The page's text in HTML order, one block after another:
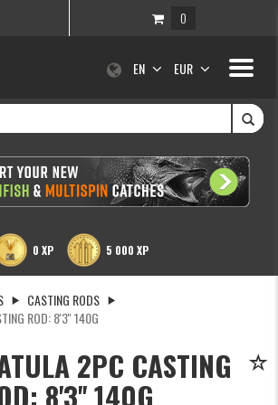
0
Toggle
EN EUR
0 XP 5 000 XP
CASTING RODS
ROD: 8'3'' 140G
2PC CASTING
8'3'' 140G